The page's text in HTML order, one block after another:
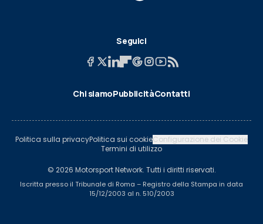
Seguici
Chi siamoPubblicitàContatti
Politica sulla privacyPolitica sui cookieConfigurazione dei Cookie
Termini di utilizzo
© 2026 Motorsport Network. Tutti i diritti riservati.
Iscritta presso il Tribunale di Roma – Registro della Stampa in data
15/12/2003 al n. 510/2003